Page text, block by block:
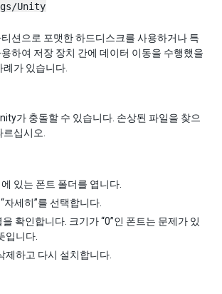
Unity
션으로 포맷한 하드디스크를 사용하거나 특
하여 저장 장치 간에 데이터 이동을 수행했을
가 있습니다.
가 충돌할 수 있습니다. 손상된 파일을 찾으
십시오.
있는 폰트 폴더를 엽니다.
자세히”를 선택합니다.
을 확인합니다. 크기가 “0”인 폰트는 문제가 있
입니다.
제하고 다시 설치합니다.